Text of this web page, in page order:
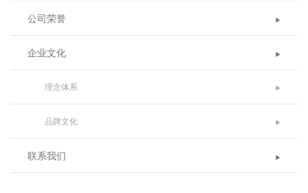
公司荣誉
企业文化
理念体系
品牌文化
联系我们